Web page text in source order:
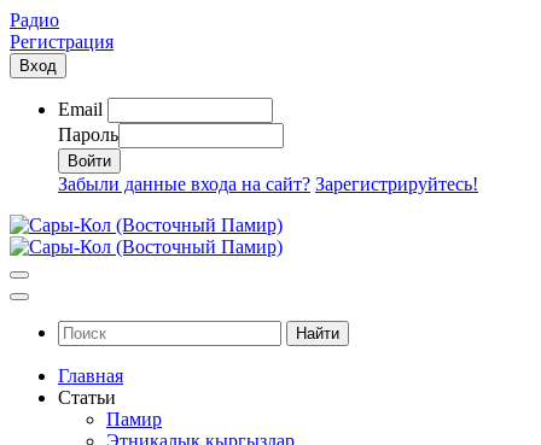
Радио
Регистрация
Вход
Email
Пароль
Забыли данные входа на сайт? Зарегистрируйтесь!
Найти
Главная
Статьи
Памир
Этникалык кыргыздар